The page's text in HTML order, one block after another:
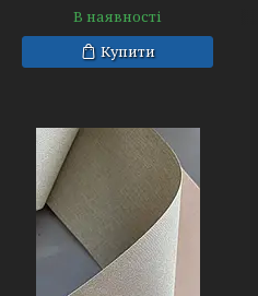
В наявності
Купити